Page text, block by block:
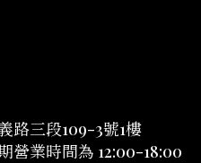
路三段109-3號1樓
營業時間為 12:00-18:00